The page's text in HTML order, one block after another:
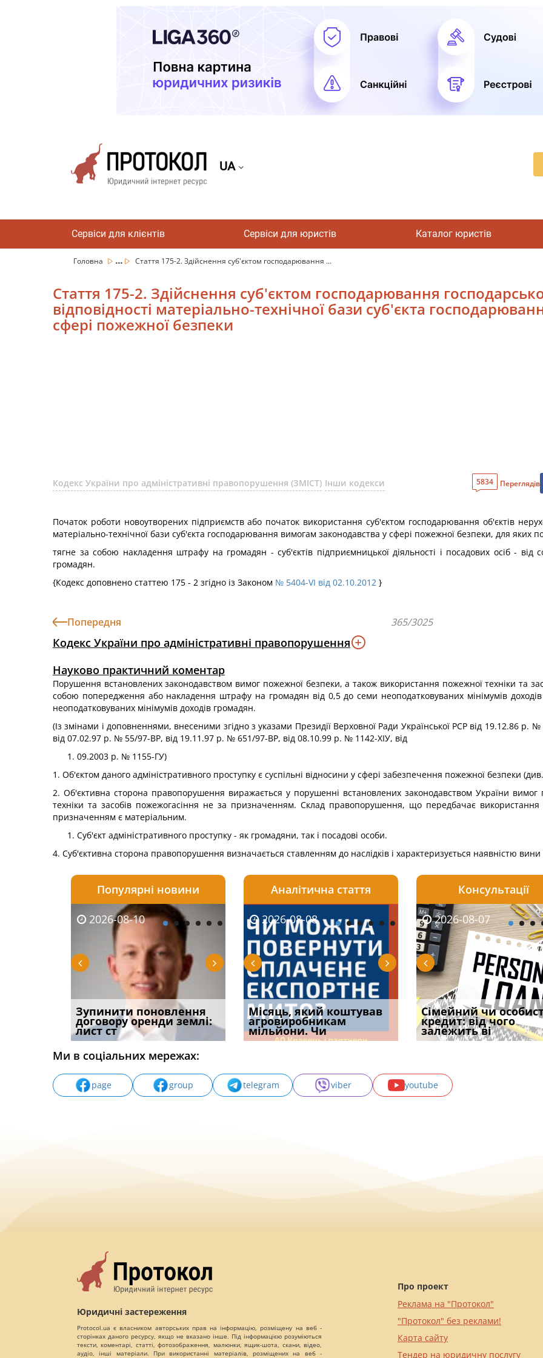
UA
Сервіси для клієнтів Сервіси для юристів Каталог юристів
Головна ... Стаття 175-2. Здійснення суб'єктом господарювання ...
Стаття 175-2. Здійснення суб'єктом господарювання
відповідності матеріально-технічної бази суб'єкта
сфері пожежної безпеки
Кодекс України про адміністративні правопорушення (ЗМІСТ) Інши кодекси 5834 Переглядів
Початок роботи новоутворених підприємств або початок використання суб'єктом господарювання об'єктів
матеріально-технічної бази суб'єкта господарювання вимогам законодавства у сфері пожежної безпеки, для яких
тягне за собою накладення штрафу на громадян - суб'єктів підприємницької діяльності і посадових осіб - від
громадян.
{Кодекс доповнено статтею 175 - 2 згідно із Законом № 5404-VI від 02.10.2012 }
Попередня 365/3025
Кодекс України про адміністративні правопорушення
Науково практичний коментар
Порушення встановлених законодавством вимог пожежної безпеки, а також використання пожежної техніки та
собою попередження або накладення штрафу на громадян від 0,5 до семи неоподатковуваних мінімумів
неоподатковуваних мінімумів доходів громадян.
(Із змінами і доповненнями, внесеними згідно з указами Президії Верховної Ради Української PCP від 19.12.86 р.
від 07.02.97 р. № 55/97-ВР, від 19.11.97 р. № 651/97-ВР, від 08.10.99 р. № 1142-ХІУ, від
09.2003 р. № 1155-ГУ)
1. Об'єктом даного адміністративного проступку є суспільні відносини у сфері забезпечення пожежної безпеки
2. Об'єктивна сторона правопорушення виражається у порушенні встановлених законодавством України
техніки та засобів пожежогасіння не за призначенням. Склад правопорушення, що передбачає використання
призначенням є матеріальним.
Суб'єкт адміністративного проступку - як громадяни, так і посадові особи.
4. Суб'єктивна сторона правопорушення визначається ставленням до наслідків і характеризується наявністю
Популярні новини
2026-08-10
Зупинити поновлення
договору оренди землі:
лист ст
2026-08-09
Пассивность
Днепропетровской
областной государстве
2026-08-07
Сума безпідставно
збережених коштів, що
стягується
Аналітична стаття
2026-08-03
ФУНДАМЕНТАЛЬНА
ПРОБЛЕМА «СУДОВОЇ
ПРАКТИКИ», АБО ПР
2026-08-08
Місяць, який коштував
агровиробникам
мільйони. Чи
2026-08-07
Огляд практики ВС від
Ростислава Кравця, що
опублі
Консультації
2026-08-05
Чи потрібна ФОП
печатка у 2026 році:
правила засто
2026-08-07
Сімейний чи
кредит: від чого
залежить ві
2026-08-02
Особа, якій не
вилучені під час
г
Ми в соціальних мережах:
page group telegram viber youtube
Юридичні застереження
Protocol.ua є власником авторських прав на інформацію, розміщену на веб -
сторінках даного ресурсу, якщо не вказано інше. Під інформацією розуміються
тексти, коментарі, статті, фотозображення, малюнки, ящик-шота, скани, відео,
аудіо, інші матеріали. При використанні матеріалів, розміщених на веб -
Про проект
Реклама на "Протокол"
"Протокол" без реклами!
Карта сайту
Тендер на юридичну послугу